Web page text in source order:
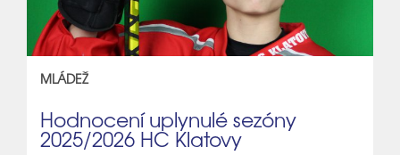
MLÁDEŽ
Hodnocení uplynulé sezóny
2025/2026 HC Klatovy